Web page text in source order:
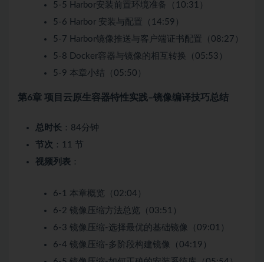
5-5 Harbor安装前置环境准备（10:31）
5-6 Harbor 安装与配置（14:59）
5-7 Harbor镜像推送与客户端证书配置（08:27）
5-8 Docker容器与镜像的相互转换（05:53）
5-9 本章小结（05:50）
第6章 项目云原生容器特性实践–镜像编译技巧总结
总时长 ：84分钟
节次 ：11 节
视频列表 ：
6-1 本章概览（02:04）
6-2 镜像压缩方法总览（03:51）
6-3 镜像压缩-选择最优的基础镜像（09:01）
6-4 镜像压缩-多阶段构建镜像（04:19）